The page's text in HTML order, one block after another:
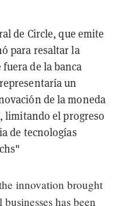
de Circle, que emite
para resaltar la
de la banca
un
de la moneda
limitando el progreso
de tecnologías
innovation brought
has been